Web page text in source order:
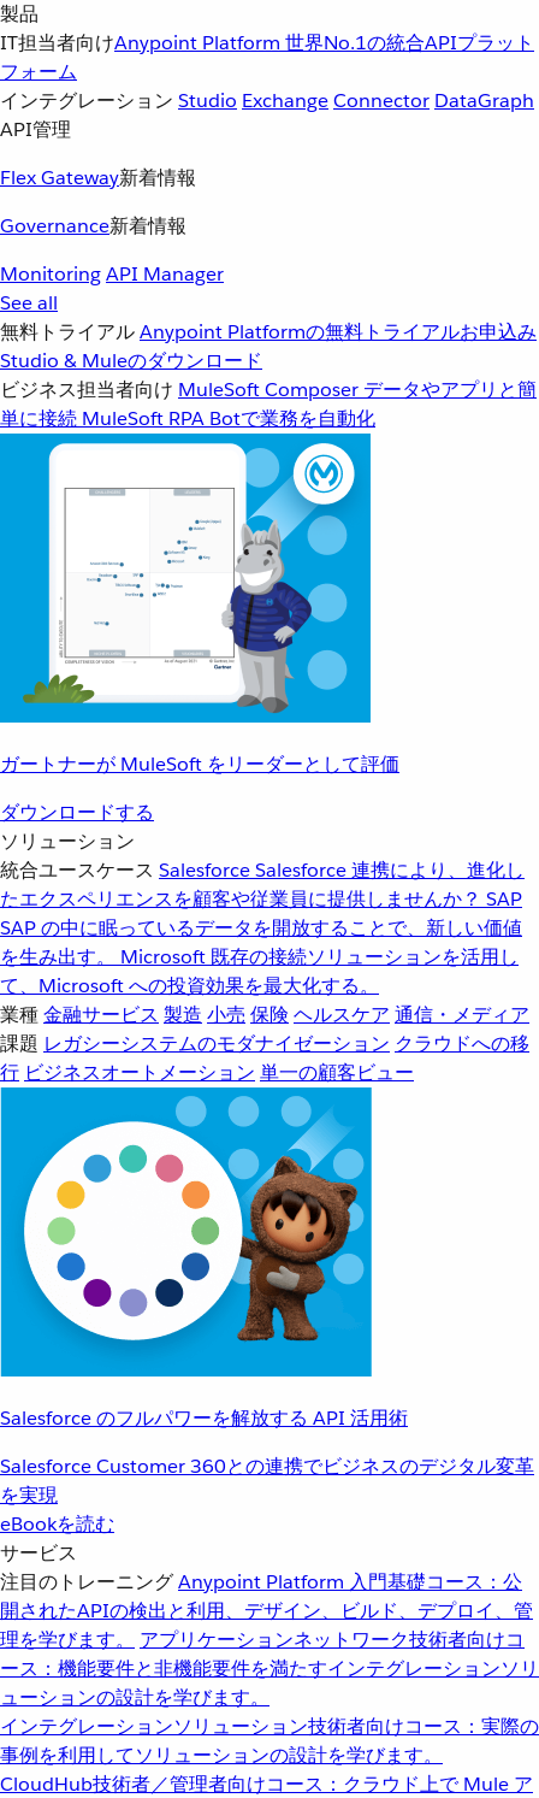
製品
IT担当者向けAnypoint Platform 世界No.1の統合APIプラット
フォーム
インテグレーション Studio ExchangeConnector DataGraph
API管理
Flex Gateway新着情報
Governance新着情報
MonitoringAPI Manager
See all
無料トライアルAnypoint Platformの無料トライアルお申込み
Studio & Muleのダウンロード
ビジネス担当者向け MuleSoft Composer データやアプリと簡
単に接続 MuleSoft RPA Botで業務を自動化
ガートナーが MuleSoft をリーダーとして評価
ダウンロードする
ソリューション
統合ユースケース SalesforceSalesforce 連携により、進化し
たエクスペリエンスを顧客や従業員に提供しませんか？ SAP
SAP の中に眠っているデータを開放することで、新しい価値
を生み出す。
Microsoft 既存の接続ソリューションを活用し
て、Microsoft への投資効果を最大化する。
業種金融サービス 製造 小売 保険 ヘルスケア 通信・メディア
課題 レガシーシステムのモダナイゼーション クラウドへの移
行 ビジネスオートメーション 単一の顧客ビュー
Salesforce のフルパワーを解放する API 活用術
Salesforce Customer 360との連携でビジネスのデジタル変革
を実現
eBookを読む
サービス
注目のトレーニングAnypoint Platform 入門基礎コース：公
開されたAPIの検出と利用、デザイン、ビルド、デプロイ、管
理を学びます。
アプリケーションネットワーク技術者向けコ
ース：機能要件と非機能要件を満たすインテグレーションソリ
ューションの設計を学びます。
インテグレーションソリューション技術者向けコース：実際の
事例を利用してソリューションの設計を学びます。
CloudHub技術者／管理者向けコース：クラウド上で Mule ア